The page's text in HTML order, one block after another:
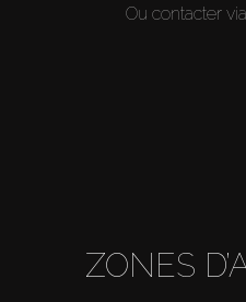
Ou contacter via
ZONES